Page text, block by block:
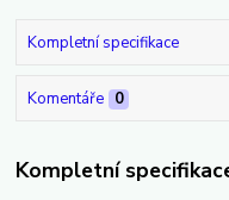
Kompletní specifikace
Komentáře 0
Kompletní